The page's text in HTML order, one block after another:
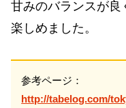
甘みのバランスが
楽しめました。
参考ページ：
http://tabelog.com/